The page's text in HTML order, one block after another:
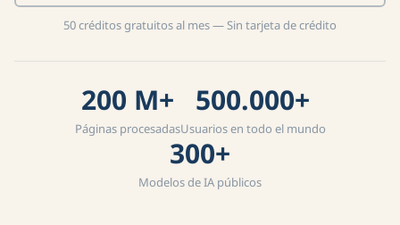
50 créditos gratuitos al mes — Sin tarjeta de crédito
200 M+
Páginas procesadas
500.000+
Usuarios en todo el mundo
300+
Modelos de IA públicos